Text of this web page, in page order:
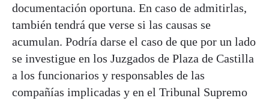
documentación oportuna. En caso de admitirlas,
también tendrá que verse si las causas se
acumulan. Podría darse el caso de que por un lado
se investigue en los Juzgados de Plaza de Castilla
a los funcionarios y responsables de las
compañías implicadas y en el Tribunal Supremo